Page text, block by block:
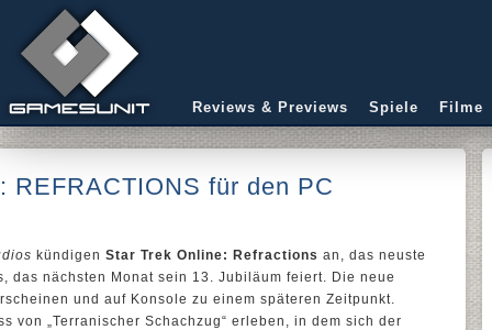
Reviews & Previews Spiele Filme
REFRACTIONS für den PC
kündigen Star Trek Online: Refractions an, das neuste
das nächsten Monat sein 13. Jubiläum feiert. Die neue
und auf Konsole zu einem späteren Zeitpunkt.
von „Terranischer Schachzug“ erleben, in dem sich der